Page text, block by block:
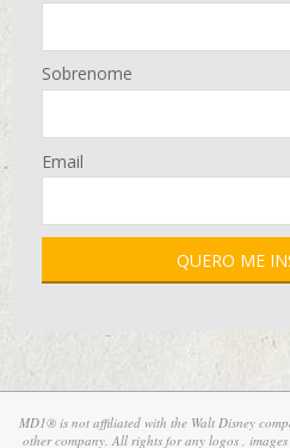
Sobrenome
Email
MD1® is not affiliated with the Walt Disney
other company. All rights for any logos ,